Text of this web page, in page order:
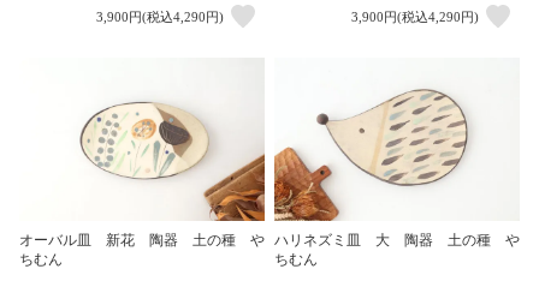
3,900円(税込4,290円) 3,900円(税込4,290円)
オーバル皿 新花 陶器 土の種 や
ちむん
ハリネズミ皿 大 陶器 土の種 や
ちむん